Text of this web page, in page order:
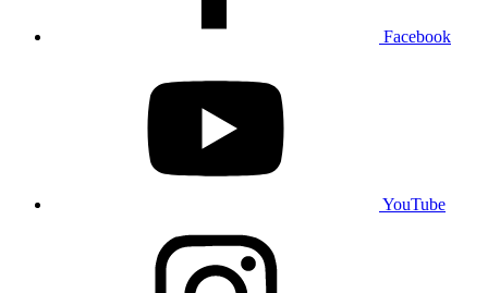
Facebook
YouTube